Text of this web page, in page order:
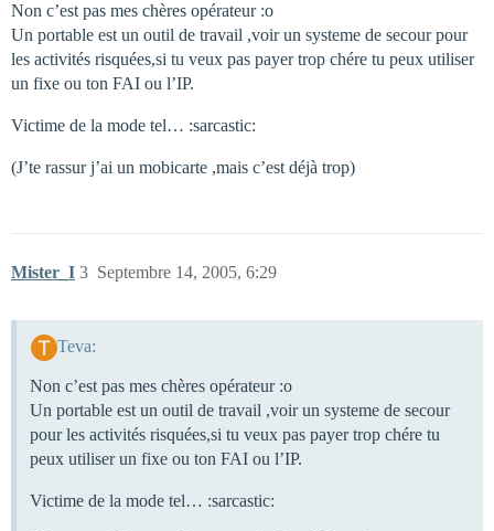
Non c’est pas mes chères opérateur :o
Un portable est un outil de travail ,voir un systeme de secour pour
les activités risquées,si tu veux pas payer trop chére tu peux utiliser
un fixe ou ton FAI ou l’IP.
Victime de la mode tel… :sarcastic:
(J’te rassur j’ai un mobicarte ,mais c’est déjà trop)
Mister_I Septembre 14, 2005, 6:29
3
Teva:
Non c’est pas mes chères opérateur :o
Un portable est un outil de travail ,voir un systeme de secour
pour les activités risquées,si tu veux pas payer trop chére tu
peux utiliser un fixe ou ton FAI ou l’IP.
Victime de la mode tel… :sarcastic: